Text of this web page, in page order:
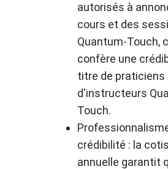
autorisés à
cours et des
Quantum-Touch,
confère une
titre de praticiens
d'instructeurs
Touch.
crédibilité : la
annuelle garantit